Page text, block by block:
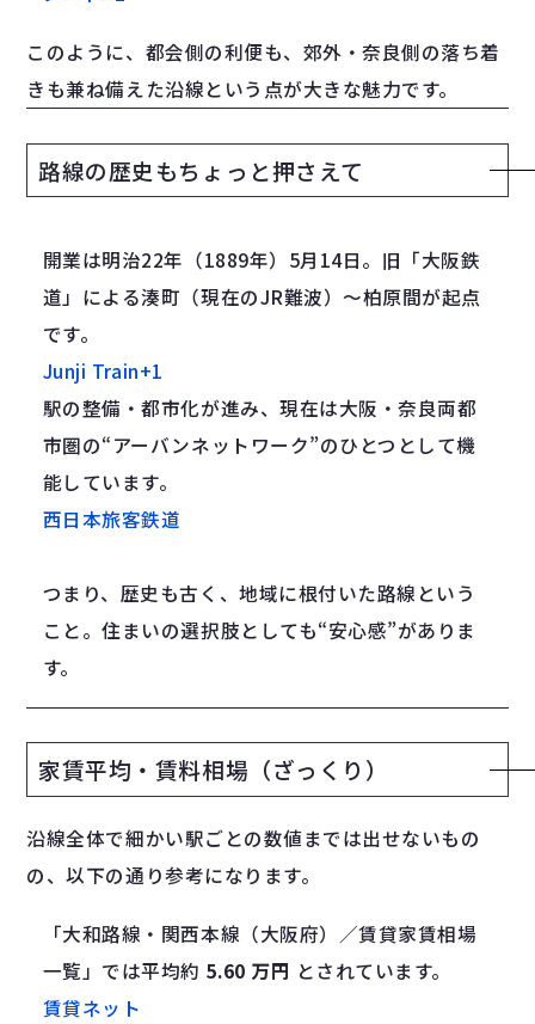
このように、都会側の利便も、郊外・奈良側の落ち着
きも兼ね備えた沿線という点が大きな魅力です。
路線の歴史もちょっと押さえて
開業は明治22年（1889年）5月14日。旧「大阪鉄
道」による湊町（現在のJR難波）～柏原間が起点
です。
Junji Train+1
駅の整備・都市化が進み、現在は大阪・奈良両都
市圏の“アーバンネットワーク”のひとつとして機
能しています。
西日本旅客鉄道
つまり、歴史も古く、地域に根付いた路線という
こと。住まいの選択肢としても“安心感”がありま
す。
家賃平均・賃料相場（ざっくり）
沿線全体で細かい駅ごとの数値までは出せないもの
の、以下の通り参考になります。
「大和路線・関西本線（大阪府）／賃貸家賃相場
一覧」では平均約 5.60 万円 とされています。
賃貸ネット